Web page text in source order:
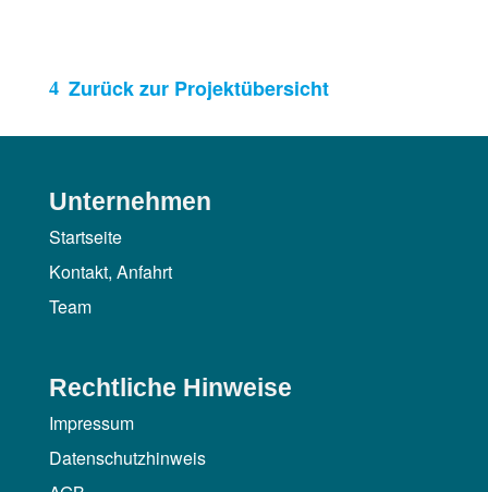
Zurück zur Projektübersicht
Unternehmen
Startseite
Kontakt, Anfahrt
Team
Rechtliche Hinweise
Impressum
Datenschutzhinweis